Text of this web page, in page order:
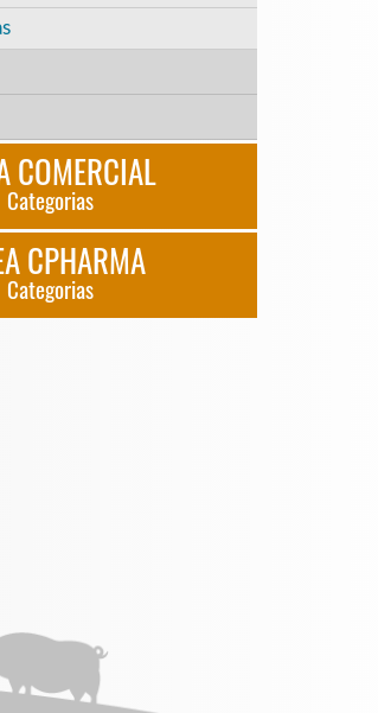
COMERCIAL
Categorias
CPHARMA
Categorias